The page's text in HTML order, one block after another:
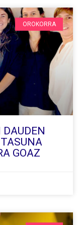
OROKORRA
GOAZ